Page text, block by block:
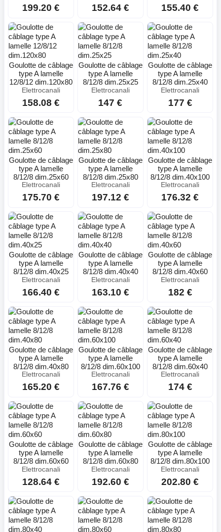
199.20 € 152.64 € 155.40 €
Goulotte de câblage
type A lamelle
12/8/12 dim.120x80
Elettrocanali
158.08 €
Goulotte de câblage
type A lamelle
8/12/8 dim.25x25
Elettrocanali
147 €
Goulotte de câblage
type A lamelle
8/12/8 dim.25x40
Elettrocanali
177 €
Goulotte de câblage
type A lamelle
8/12/8 dim.25x60
Elettrocanali
175.70 €
Goulotte de câblage
type A lamelle
8/12/8 dim.25x80
Elettrocanali
197.12 €
Goulotte de câblage
type A lamelle
8/12/8 dim.40x100
Elettrocanali
176.32 €
Goulotte de câblage
type A lamelle
8/12/8 dim.40x25
Elettrocanali
166.40 €
Goulotte de câblage
type A lamelle
8/12/8 dim.40x40
Elettrocanali
163.10 €
Goulotte de câblage
type A lamelle
8/12/8 dim.40x60
Elettrocanali
182 €
Goulotte de câblage
type A lamelle
8/12/8 dim.40x80
Elettrocanali
165.20 €
Goulotte de câblage
type A lamelle
8/12/8 dim.60x100
Elettrocanali
167.76 €
Goulotte de câblage
type A lamelle
8/12/8 dim.60x40
Elettrocanali
174 €
Goulotte de câblage
type A lamelle
8/12/8 dim.60x60
Elettrocanali
128.64 €
Goulotte de câblage
type A lamelle
8/12/8 dim.60x80
Elettrocanali
192.60 €
Goulotte de câblage
type A lamelle
8/12/8 dim.80x100
Elettrocanali
202.80 €